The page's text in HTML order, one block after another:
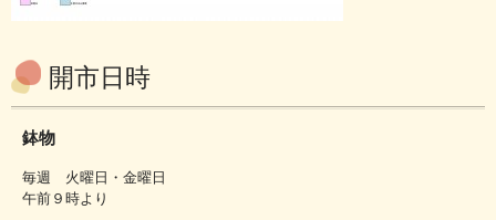
開市日時
鉢物
毎週 火曜日・金曜日
午前９時より